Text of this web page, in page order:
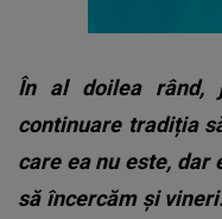
În al doilea rând,
continuare tradiția
care ea nu este, dar
să încercăm și